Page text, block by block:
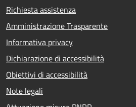
Richiesta assistenza
Amministrazione Trasparente
Informativa privacy
Dichiarazione di accessibilità
Obiettivi di accessibilità
Note legali